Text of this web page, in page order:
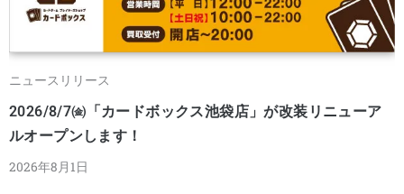
ニュースリリース
2026/8/7㈮「カードボックス池袋店」が改装リニューア
ルオープンします！
2026年8月1日